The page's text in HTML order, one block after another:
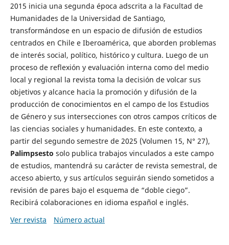
2015 inicia una segunda época adscrita a la Facultad de
Humanidades de la Universidad de Santiago,
transformándose en un espacio de difusión de estudios
centrados en Chile e Iberoamérica, que aborden problemas
de interés social, político, histórico y cultura. Luego de un
proceso de reflexión y evaluación interna como del medio
local y regional la revista toma la decisión de volcar sus
objetivos y alcance hacia la promoción y difusión de la
producción de conocimientos en el campo de los Estudios
de Género y sus intersecciones con otros campos críticos de
las ciencias sociales y humanidades. En este contexto, a
partir del segundo semestre de 2025 (Volumen 15, N° 27),
Palimpsesto solo publica trabajos vinculados a este campo
de estudios, mantendrá su carácter de revista semestral, de
acceso abierto, y sus artículos seguirán siendo sometidos a
revisión de pares bajo el esquema de “doble ciego”.
Recibirá colaboraciones en idioma español e inglés.
Ver revista
Número actual